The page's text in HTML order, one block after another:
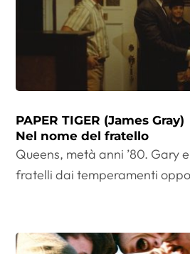
PAPER TIGER (James Gray)
Nel nome del fratello
Queens, metà anni ’80. Gary
fratelli dai temperamenti